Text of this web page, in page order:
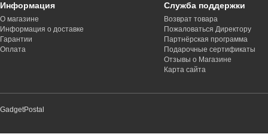
Информация
О магазине
Информация о доставке
Гарантии
Оплата
Служба поддержки
Возврат товара
Пожаловаться Директору
Партнёрская программа
Подарочные сертификаты
Отзывы о Магазине
Карта сайта
GadgetPostal